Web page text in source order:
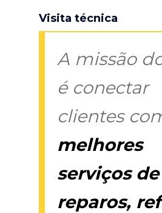
Visita técnica
A missão
é conectar
clientes
melhores
serviços de
reparos,